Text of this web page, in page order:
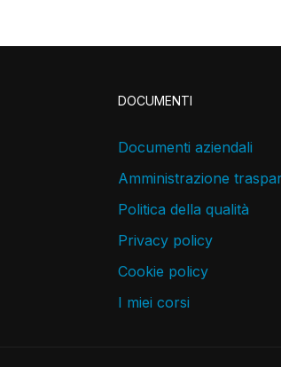
DOCUMENTI
Documenti aziendali
Amministrazione
Politica della qualità
Privacy policy
Cookie policy
I miei corsi